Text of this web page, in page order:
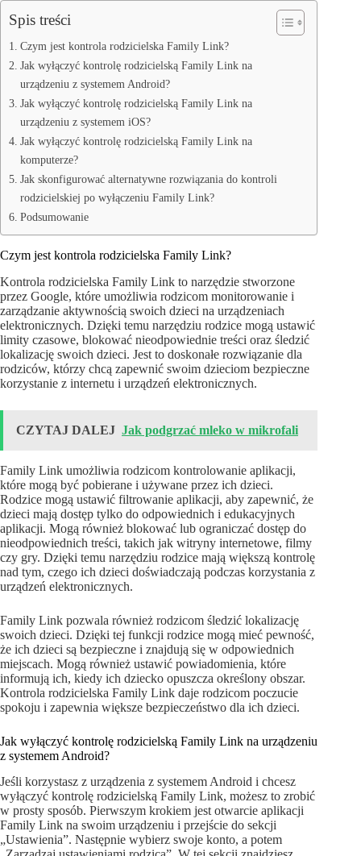
Spis treści
Czym jest kontrola rodzicielska Family Link?
Jak wyłączyć kontrolę rodzicielską Family Link na
urządzeniu z systemem Android?
Jak wyłączyć kontrolę rodzicielską Family Link na
urządzeniu z systemem iOS?
Jak wyłączyć kontrolę rodzicielską Family Link na
komputerze?
Jak skonfigurować alternatywne rozwiązania do kontroli
rodzicielskiej po wyłączeniu Family Link?
Podsumowanie
Czym jest kontrola rodzicielska Family Link?
Kontrola rodzicielska Family Link to narzędzie stworzone
przez Google, które umożliwia rodzicom monitorowanie i
zarządzanie aktywnością swoich dzieci na urządzeniach
elektronicznych. Dzięki temu narzędziu rodzice mogą ustawić
limity czasowe, blokować nieodpowiednie treści oraz śledzić
lokalizację swoich dzieci. Jest to doskonałe rozwiązanie dla
rodziców, którzy chcą zapewnić swoim dzieciom bezpieczne
korzystanie z internetu i urządzeń elektronicznych.
CZYTAJ DALEJ Jak podgrzać mleko w mikrofali
Family Link umożliwia rodzicom kontrolowanie aplikacji,
które mogą być pobierane i używane przez ich dzieci.
Rodzice mogą ustawić filtrowanie aplikacji, aby zapewnić, że
dzieci mają dostęp tylko do odpowiednich i edukacyjnych
aplikacji. Mogą również blokować lub ograniczać dostęp do
nieodpowiednich treści, takich jak witryny internetowe, filmy
czy gry. Dzięki temu narzędziu rodzice mają większą kontrolę
nad tym, czego ich dzieci doświadczają podczas korzystania z
urządzeń elektronicznych.
Family Link pozwala również rodzicom śledzić lokalizację
swoich dzieci. Dzięki tej funkcji rodzice mogą mieć pewność,
że ich dzieci są bezpieczne i znajdują się w odpowiednich
miejscach. Mogą również ustawić powiadomienia, które
informują ich, kiedy ich dziecko opuszcza określony obszar.
Kontrola rodzicielska Family Link daje rodzicom poczucie
spokoju i zapewnia większe bezpieczeństwo dla ich dzieci.
Jak wyłączyć kontrolę rodzicielską Family Link na urządzeniu
z systemem Android?
Jeśli korzystasz z urządzenia z systemem Android i chcesz
wyłączyć kontrolę rodzicielską Family Link, możesz to zrobić
w prosty sposób. Pierwszym krokiem jest otwarcie aplikacji
Family Link na swoim urządzeniu i przejście do sekcji
„Ustawienia”. Następnie wybierz swoje konto, a potem